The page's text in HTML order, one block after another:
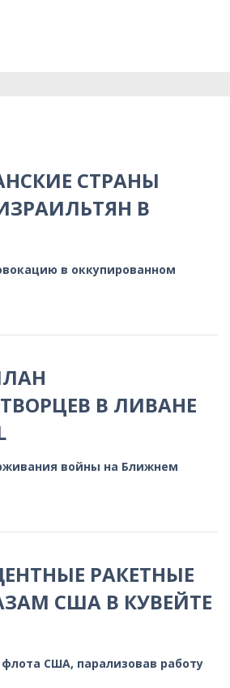
СТРАНЫ
В
в оккупированном
В ЛИВАНЕ
войны на Ближнем
РАКЕТНЫЕ
США В КУВЕЙТЕ
США, парализовав работу